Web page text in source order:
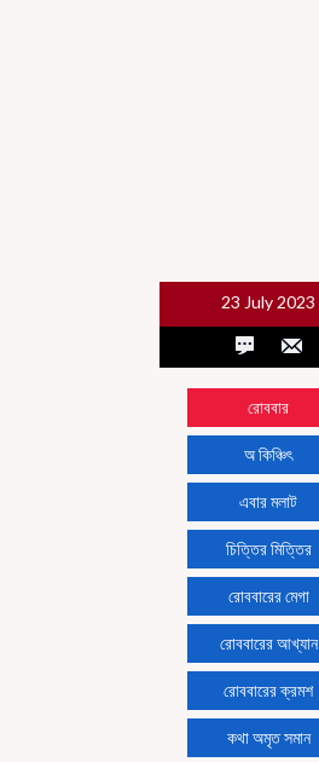
23 July 2023
রোববার
অ কিঞ্চিৎ
এবার মলাট
চিত্তির মিত্তির
রোববারের মেগা
রোববারের আখ্যান
রোববারের ক্রমশ
কথা অমৃত সমান